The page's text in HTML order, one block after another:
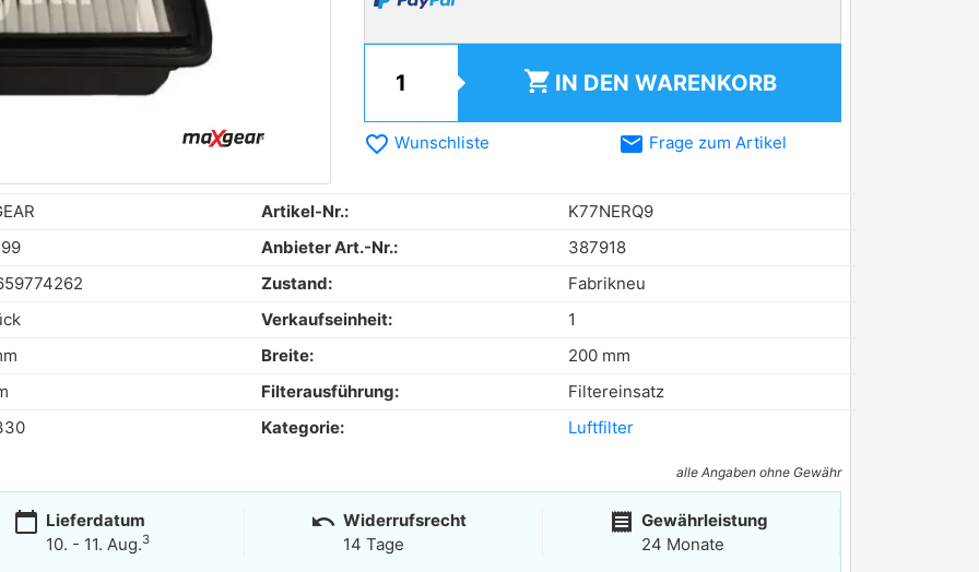
shopping_cart IN DEN WARENKORB
favorite_border Wunschliste email Frage zum Artikel
Artikel-Nr.:
K77NERQ9
Anbieter Art.-Nr.:
387918
Zustand:
Fabrikneu
Verkaufseinheit:
1
Breite:
200 mm
Filterausführung:
Filtereinsatz
Kategorie: Luftfilter
alle Angaben ohne Gewähr
calendar_today Lieferdatum
10. - 11. Aug.3
undo Widerrufsrecht
14 Tage
receipt Gewährleistung
24 Monate